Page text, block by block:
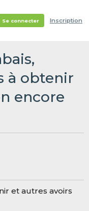
Se connecter Inscription
à obtenir
encore
et autres avoirs